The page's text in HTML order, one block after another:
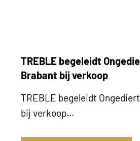
TREBLE begeleidt
Brabant bij verkoop
TREBLE begeleidt
bij verkoop...